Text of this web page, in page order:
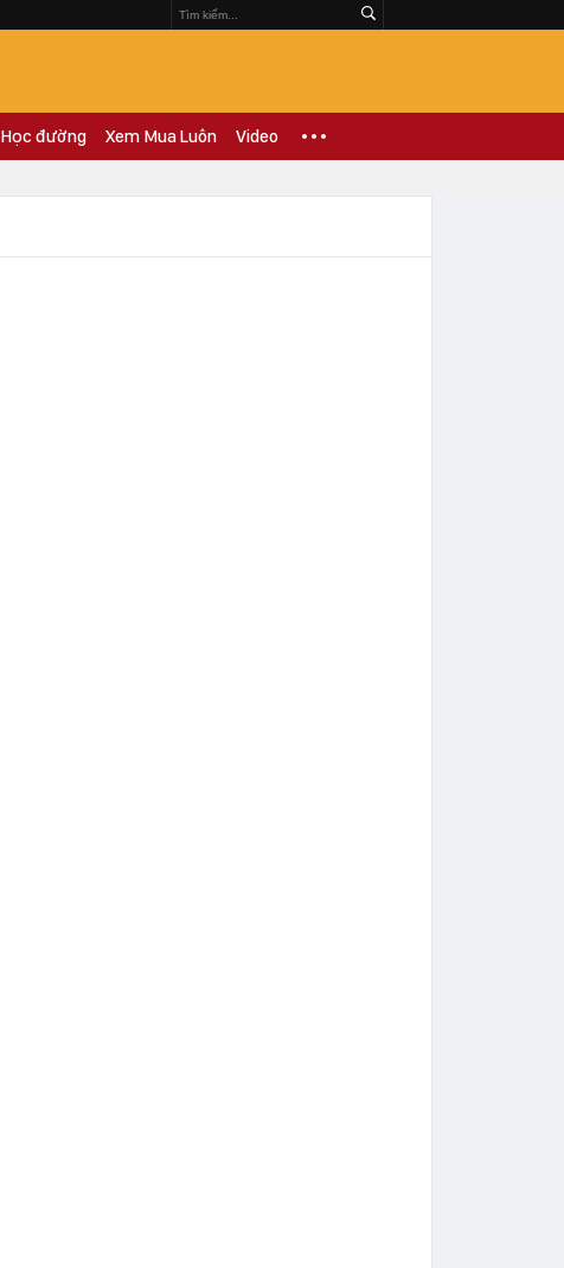
Học đường Xem Mua Luôn Video